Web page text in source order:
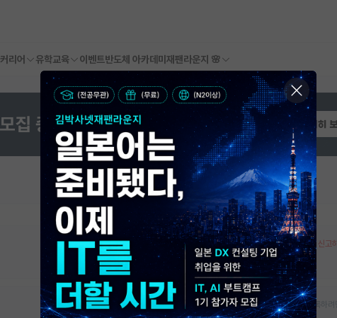
커리어 유학교육 이벤트반도체 아카데미 재팬라운지 🌸
오픈랩 정보 오류 신고
대학원생, 박사후연구원, 학부생인턴 모집여부를 등록하려